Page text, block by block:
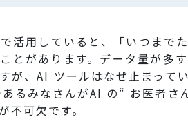
活用していると、「いつまで
とがあります。データ量が多
が、AI ツールはなぜ止まって
るみなさんがAI の“ お医者
不可欠です。